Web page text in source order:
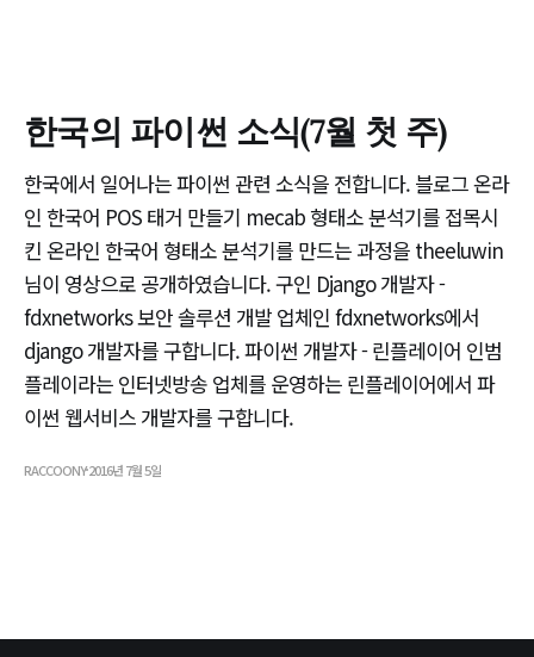
한국의 파이썬 소식(7월 첫 주)
한국에서 일어나는 파이썬 관련 소식을 전합니다. 블로그 온라
인 한국어 POS 태거 만들기 mecab 형태소 분석기를 접목시
킨 온라인 한국어 형태소 분석기를 만드는 과정을 theeluwin
님이 영상으로 공개하였습니다. 구인 Django 개발자 -
fdxnetworks 보안 솔루션 개발 업체인 fdxnetworks에서
django 개발자를 구합니다. 파이썬 개발자 - 린플레이어 인범
플레이라는 인터넷방송 업체를 운영하는 린플레이어에서 파
이썬 웹서비스 개발자를 구합니다.
RACCOONY2016년 7월 5일